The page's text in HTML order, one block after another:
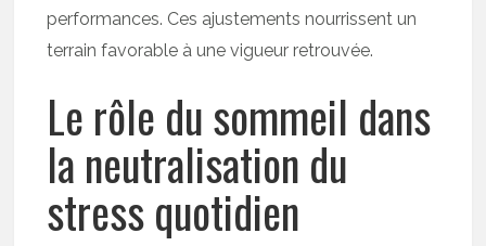
performances. Ces ajustements nourrissent un
terrain favorable à une vigueur retrouvée.
Le rôle du sommeil dans
la neutralisation du
stress quotidien